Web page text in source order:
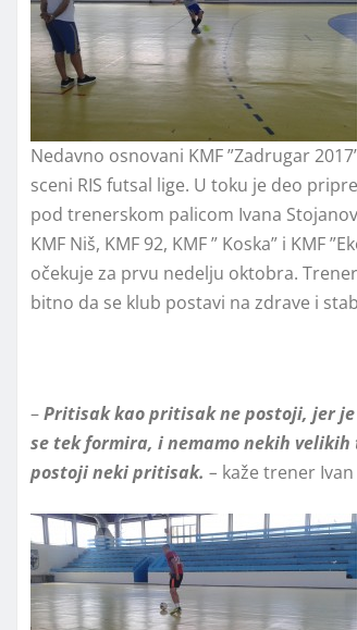
Nedavno osnovani KMF ”Zadrugar
sceni RIS futsal lige. U toku je deo
pod trenerskom palicom Ivana
KMF Niš, KMF 92, KMF ” Koska” i KMF
očekuje za prvu nedelju oktobra.
bitno da se klub postavi na zdrave i
–Pritisak kao pritisak ne postoji, jer
se tek formira, i nemamo nekih
postoji neki pritisak. – kaže trener